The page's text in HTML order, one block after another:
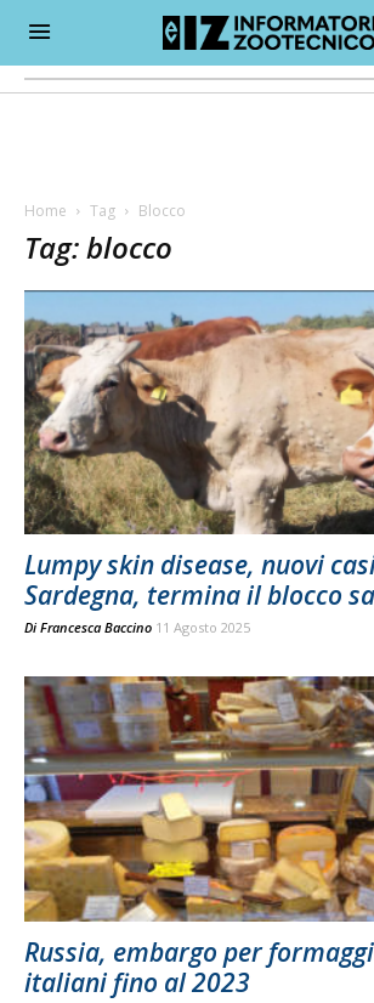
Home Tag Blocco
Tag: blocco
Lumpy skin disease, nuovi
Sardegna, termina il blocco
Di Francesca Baccino 11 Agosto 2025
Russia, embargo per
italiani fino al 2023